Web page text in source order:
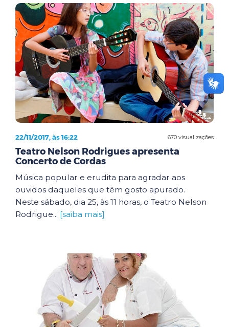
670 visualizações
22/11/2017, às 16:22
Teatro Nelson Rodrigues apresenta
Concerto de Cordas
Música popular e erudita para agradar aos
ouvidos daqueles que têm gosto apurado.
Neste sábado, dia 25, às 11 horas, o Teatro Nelson
Rodrigue... [saiba mais]